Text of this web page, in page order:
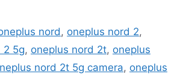
nord , oneplus nord 2,
2 5g, oneplus nord 2t, oneplus
nord 2t 5g camera, oneplus